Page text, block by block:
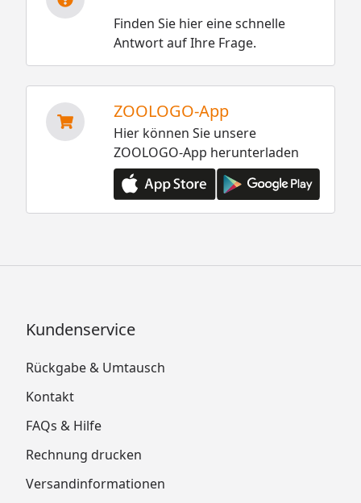
Finden Sie hier eine schnelle
Antwort auf Ihre Frage.
ZOOLOGO-App
Hier können Sie unsere
ZOOLOGO-App herunterladen
Kundenservice
Rückgabe & Umtausch
Kontakt
FAQs & Hilfe
Rechnung drucken
Versandinformationen